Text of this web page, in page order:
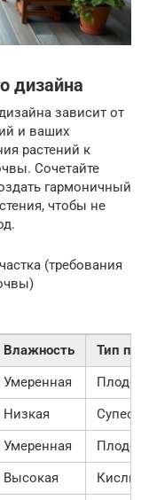
дизайна
зависит от
и ваших
растений к
Сочетайте
гармоничный
чтобы не
(требования
Влажность
Тип
Умеренная
Низкая
Умеренная
Высокая
Кислый